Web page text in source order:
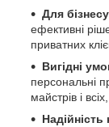
Для
ефективні
приватних
Вигідні
персональні
майстрів і
Надійність